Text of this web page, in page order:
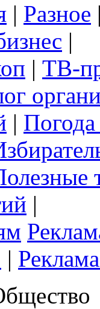
| Разное
|
| ТВ-
|
|
|